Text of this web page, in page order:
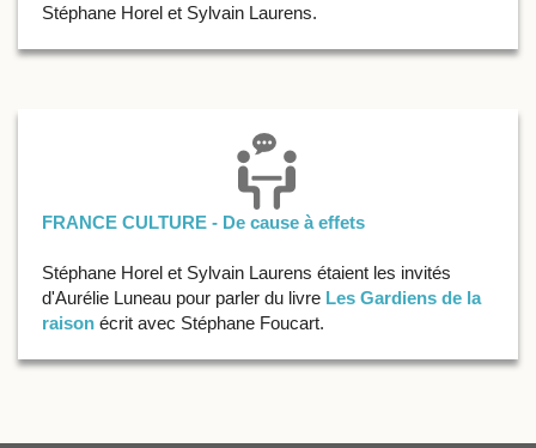
Stéphane Horel et Sylvain Laurens.
FRANCE CULTURE - De cause à effets
Stéphane Horel et Sylvain Laurens étaient les invités
d'Aurélie Luneau pour parler du livre Les Gardiens de la
raison écrit avec Stéphane Foucart.